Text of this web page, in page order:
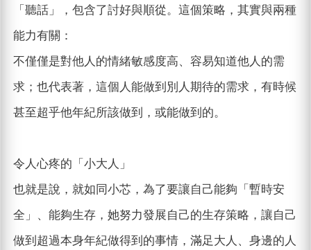
「聽話」，包含了討好與順從。這個策略，其實與兩種
能力有關：
不僅僅是對他人的情緒敏感度高、容易知道他人的需
求；也代表著，這個人能做到別人期待的需求，有時候
甚至超乎他年紀所該做到，或能做到的。
令人心疼的「小大人」
也就是說，就如同小芯，為了要讓自己能夠「暫時安
全」、能夠生存，她努力發展自己的生存策略，讓自己
做到超過本身年紀做得到的事情，滿足大人、身邊的人